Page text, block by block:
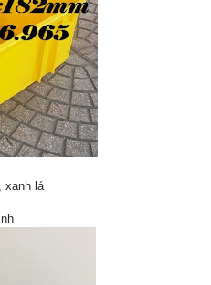
xanh lá